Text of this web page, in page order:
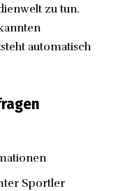
zu tun.
automatisch
Sportler